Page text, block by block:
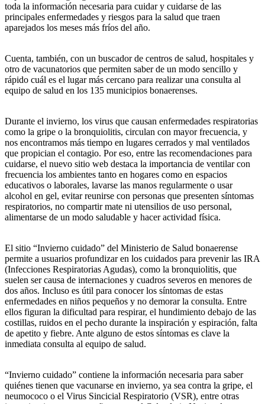
toda la información necesaria para cuidar y cuidarse de las
principales enfermedades y riesgos para la salud que traen
aparejados los meses más fríos del año.
Cuenta, también, con un buscador de centros de salud, hospitales y
otro de vacunatorios que permiten saber de un modo sencillo y
rápido cuál es el lugar más cercano para realizar una consulta al
equipo de salud en los 135 municipios bonaerenses.
Durante el invierno, los virus que causan enfermedades respiratorias
como la gripe o la bronquiolitis, circulan con mayor frecuencia, y
nos encontramos más tiempo en lugares cerrados y mal ventilados
que propician el contagio. Por eso, entre las recomendaciones para
cuidarse, el nuevo sitio web destaca la importancia de ventilar con
frecuencia los ambientes tanto en hogares como en espacios
educativos o laborales, lavarse las manos regularmente o usar
alcohol en gel, evitar reunirse con personas que presenten síntomas
respiratorios, no compartir mate ni utensilios de uso personal,
alimentarse de un modo saludable y hacer actividad física.
El sitio “Invierno cuidado” del Ministerio de Salud bonaerense
permite a usuarios profundizar en los cuidados para prevenir las IRA
(Infecciones Respiratorias Agudas), como la bronquiolitis, que
suelen ser causa de internaciones y cuadros severos en menores de
dos años. Incluso es útil para conocer los síntomas de estas
enfermedades en niños pequeños y no demorar la consulta. Entre
ellos figuran la dificultad para respirar, el hundimiento debajo de las
costillas, ruidos en el pecho durante la inspiración y espiración, falta
de apetito y fiebre. Ante alguno de estos síntomas es clave la
inmediata consulta al equipo de salud.
“Invierno cuidado” contiene la información necesaria para saber
quiénes tienen que vacunarse en invierno, ya sea contra la gripe, el
neumococo o el Virus Sincicial Respiratorio (VSR), entre otras